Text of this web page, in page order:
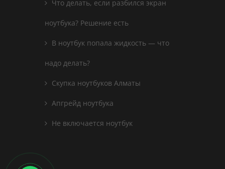
Что делать, если разбился экран
ноутбука? Решение есть
В ноутбук попала жидкость — что
надо делать?
Скупка ноутбуков Алматы
Апгрейд ноутбука
Не включается ноутбук